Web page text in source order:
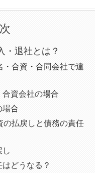
・退社とは？
合資・合同会社で違
資会社の場合
場合
払戻しと債務の責任
し
どうなる？